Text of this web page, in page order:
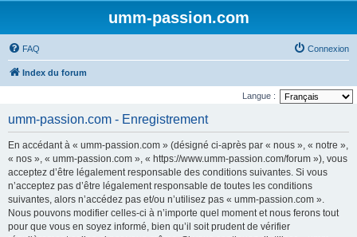
umm-passion.com
FAQ Connexion
Index du forum
Langue :
umm-passion.com - Enregistrement
En accédant à « umm-passion.com » (désigné ci-après par « nous », « notre »,
« nos », « umm-passion.com », « https://www.umm-passion.com/forum »), vous
acceptez d’être légalement responsable des conditions suivantes. Si vous
n’acceptez pas d’être légalement responsable de toutes les conditions
suivantes, alors n’accédez pas et/ou n’utilisez pas « umm-passion.com ».
Nous pouvons modifier celles-ci à n’importe quel moment et nous ferons tout
pour que vous en soyez informé, bien qu’il soit prudent de vérifier